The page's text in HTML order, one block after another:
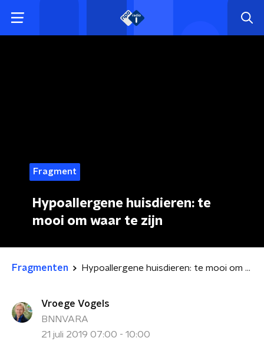
Fragment
Hypoallergene huisdieren: te
mooi om waar te zijn
Fragmenten Hypoallergene huisdieren: te mooi om waar te zijn
Vroege Vogels
BNNVARA
21 juli 2019 07:00 - 10:00